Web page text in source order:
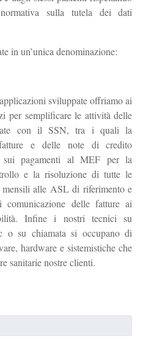
sulla tutela dei dati
in un’unica denominazione:
sviluppate offriamo ai
per semplificare le attività delle
con il SSN, tra i quali la
e delle note di credito
sui pagamenti al MEF per la
e la risoluzione di tutte le
alle ASL di riferimento e
comunicazione delle fatture ai
Infine i nostri tecnici su
o su chiamata si occupano di
hardware e sistemistiche che
sanitarie nostre clienti.